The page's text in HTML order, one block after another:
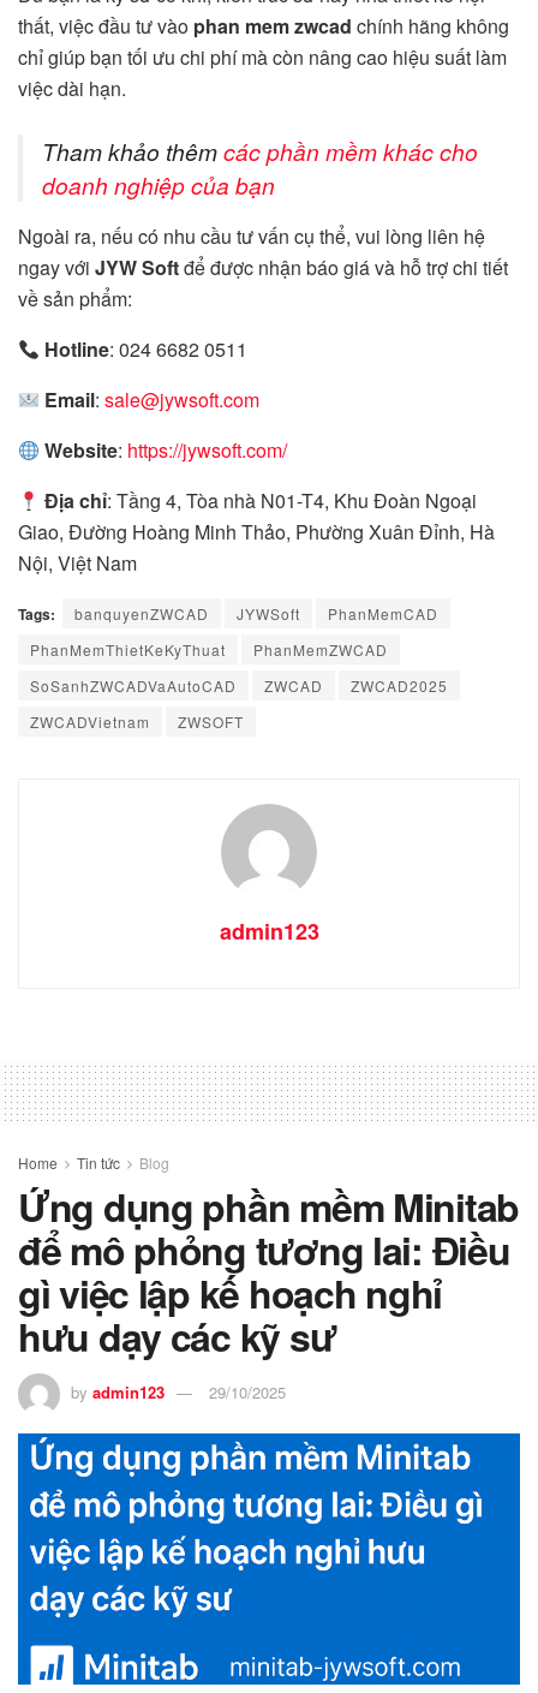
thất, việc đầu tư vào phan mem zwcad chính hãng không
chỉ giúp bạn tối ưu chi phí mà còn nâng cao hiệu suất làm
việc dài hạn.
Tham khảo thêmcác phần mềm khác cho
doanh nghiệp của bạn
Ngoài ra, nếu có nhu cầu tư vấn cụ thể, vui lòng liên hệ
ngay với JYW Softđể được nhận báo giá và hỗ trợ chi tiết
về sản phẩm:
Hotline: 024 6682 0511
Email:sale@jywsoft.com
Website: https://jywsoft.com/
Địa chỉ: Tầng 4, Tòa nhà N01-T4, Khu Đoàn Ngoại
Giao, Đường Hoàng Minh Thảo, Phường Xuân Đỉnh, Hà
Nội, Việt Nam
Tags: banquyenZWCAD JYWSoft
PhanMemCAD
PhanMemThietKeKyThuat
PhanMemZWCAD
SoSanhZWCADVaAutoCAD
ZWCAD
ZWCAD2025
ZWCADVietnam
ZWSOFT
admin123
Home Tin tức Blog
Ứng dụng phần mềm Minitab
để mô phỏng tương lai: Điều
gì việc lập kế hoạch nghỉ
hưu dạy các kỹ sư
by admin123 29/10/2025